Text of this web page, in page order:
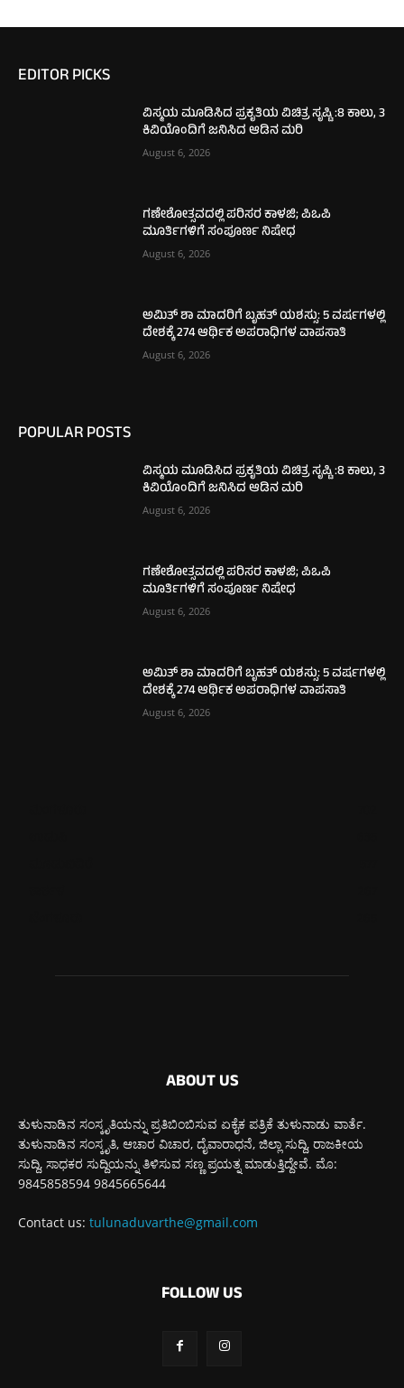
EDITOR PICKS
ವಿಸ್ಮಯ ಮೂಡಿಸಿದ ಪ್ರಕೃತಿಯ ವಿಚಿತ್ರ ಸೃಷ್ಟಿ :8 ಕಾಲು, 3
ಕಿವಿಯೊಂದಿಗೆ ಜನಿಸಿದ ಆಡಿನ ಮರಿ
August 6, 2026
ಗಣೇಶೋತ್ಸವದಲ್ಲಿ ಪರಿಸರ ಕಾಳಜಿ; ಪಿಒಪಿ
ಮೂರ್ತಿಗಳಿಗೆ ಸಂಪೂರ್ಣ ನಿಷೇಧ
August 6, 2026
ಅಮಿತ್ ಶಾ ಮಾದರಿಗೆ ಬೃಹತ್ ಯಶಸ್ಸು: 5 ವರ್ಷಗಳಲ್ಲಿ
ದೇಶಕ್ಕೆ 274 ಆರ್ಥಿಕ ಅಪರಾಧಿಗಳ ವಾಪಸಾತಿ
August 6, 2026
POPULAR POSTS
ವಿಸ್ಮಯ ಮೂಡಿಸಿದ ಪ್ರಕೃತಿಯ ವಿಚಿತ್ರ ಸೃಷ್ಟಿ :8 ಕಾಲು, 3
ಕಿವಿಯೊಂದಿಗೆ ಜನಿಸಿದ ಆಡಿನ ಮರಿ
August 6, 2026
ಗಣೇಶೋತ್ಸವದಲ್ಲಿ ಪರಿಸರ ಕಾಳಜಿ; ಪಿಒಪಿ
ಮೂರ್ತಿಗಳಿಗೆ ಸಂಪೂರ್ಣ ನಿಷೇಧ
August 6, 2026
ಅಮಿತ್ ಶಾ ಮಾದರಿಗೆ ಬೃಹತ್ ಯಶಸ್ಸು: 5 ವರ್ಷಗಳಲ್ಲಿ
ದೇಶಕ್ಕೆ 274 ಆರ್ಥಿಕ ಅಪರಾಧಿಗಳ ವಾಪಸಾತಿ
August 6, 2026
ABOUT US
ತುಳುನಾಡಿನ ಸಂಸ್ಕೃತಿಯನ್ನು ಪ್ರತಿಬಿಂಬಿಸುವ ಏಕೈಕ ಪತ್ರಿಕೆ ತುಳುನಾಡು ವಾರ್ತೆ.
ತುಳುನಾಡಿನ ಸಂಸ್ಕೃತಿ, ಆಚಾರ ವಿಚಾರ, ದೈವಾರಾಧನೆ, ಜಿಲ್ಲಾ ಸುದ್ದಿ, ರಾಜಕೀಯ
ಸುದ್ದಿ, ಸಾಧಕರ ಸುದ್ದಿಯನ್ನು ತಿಳಿಸುವ ಸಣ್ಣ ಪ್ರಯತ್ನ ಮಾಡುತ್ತಿದ್ದೇವೆ. ಮೊ:
9845858594 9845665644
Contact us: tulunaduvarthe@gmail.com
FOLLOW US